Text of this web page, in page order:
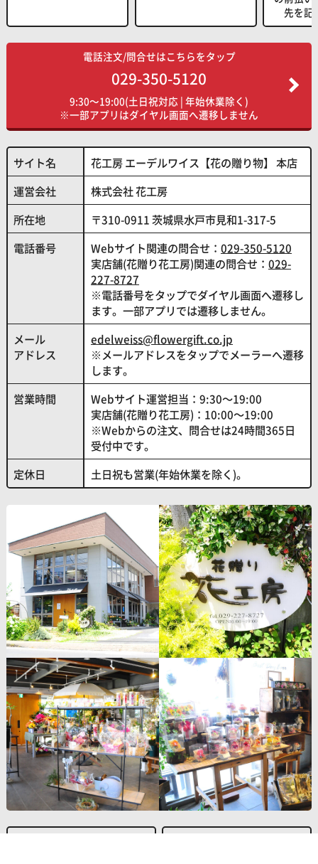
先を記
電話注文/問合せはこちらをタップ
029-350-5120
9:30～19:00(土日祝対応 | 年始休業除く)
※一部アプリはダイヤル画面へ遷移しません
サイト名
花工房 エーデルワイス【花の贈り物】 本店
運営会社
株式会社 花工房
所在地
〒310-0911 茨城県水戸市見和1-317-5
電話番号
Webサイト関連の問合せ： 029-350-5120
実店舗(花贈り花工房)関連の問合せ： 029-
227-8727
※電話番号をタップでダイヤル画面へ遷移し
ます。一部アプリでは遷移しません。
メール
アドレス
edelweiss@flowergift.co.jp
※メールアドレスをタップでメーラーへ遷移
します。
営業時間
Webサイト運営担当：9:30～19:00
実店舗(花贈り花工房)：10:00～19:00
※Webからの注文、問合せは24時間365日
受付中です。
定休日
土日祝も営業(年始休業を除く)。